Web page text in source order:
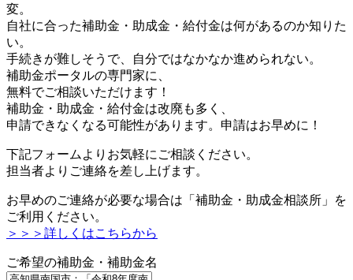
変。
自社に合った補助金・助成金・給付金は何があるのか知りた
い。
手続きが難しそうで、自分ではなかなか進められない。
補助金ポータルの専門家に、
無料でご相談いただけます！
補助金・助成金・給付金は改廃も多く、
申請できなくなる可能性があります。申請はお早めに！
下記フォームよりお気軽にご相談ください。
担当者よりご連絡を差し上げます。
お早めのご連絡が必要な場合は「補助金・助成金相談所」を
ご利用ください。
＞＞＞詳しくはこちらから
ご希望の補助金・補助金名